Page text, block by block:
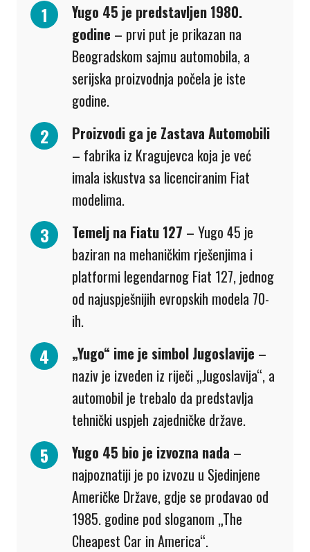
Yugo 45 je predstavljen 1980.
godine – prvi put je prikazan na
Beogradskom sajmu automobila, a
serijska proizvodnja počela je iste
godine.
Proizvodi ga je Zastava Automobili
– fabrika iz Kragujevca koja je već
imala iskustva sa licenciranim Fiat
modelima.
Temelj na Fiatu 127 – Yugo 45 je
baziran na mehaničkim rješenjima i
platformi legendarnog Fiat 127, jednog
od najuspješnijih evropskih modela 70-
ih.
„Yugo“ ime je simbol Jugoslavije –
naziv je izveden iz riječi „Jugoslavija“, a
automobil je trebalo da predstavlja
tehnički uspjeh zajedničke države.
Yugo 45 bio je izvozna nada –
najpoznatiji je po izvozu u Sjedinjene
Američke Države, gdje se prodavao od
1985. godine pod sloganom „The
Cheapest Car in America“.